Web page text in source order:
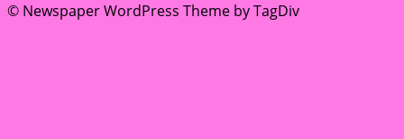
© Newspaper WordPress Theme by TagDiv